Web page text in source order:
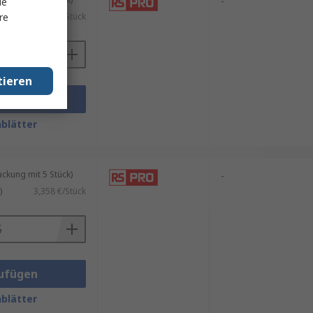
3,008 €/Stück
mit 5 Stück)
3,358 €/Stück
-